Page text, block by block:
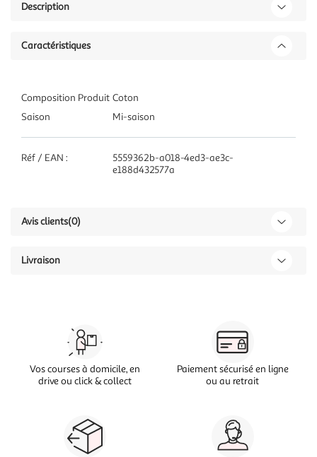
Description
Caractéristiques
Composition Produit Coton
Saison
Mi-saison
Réf / EAN :
5559362b-a018-4ed3-ae3c-
e188d432577a
Avis clients(0)
Livraison
Vos courses à domicile, en
drive ou click & collect
Paiement sécurisé en ligne
ou au retrait